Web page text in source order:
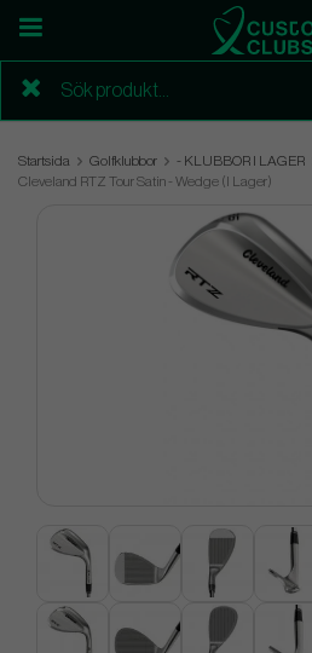
Startsida Golfklubbor - KLUBBOR I LAGER
Cleveland RTZ Tour Satin - Wedge (I Lager)